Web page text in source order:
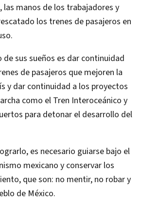
las manos de los trabajadores y
los trenes de pasajeros en
sus sueños es dar continuidad
de pasajeros que mejoren la
y dar continuidad a los proyectos
como el Tren Interoceánico y
para detonar el desarrollo del
es necesario guiarse bajo el
mexicano y conservar los
que son: no mentir, no robar y
de México.